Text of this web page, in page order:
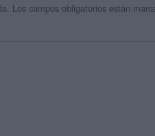
Los campos obligatorios están